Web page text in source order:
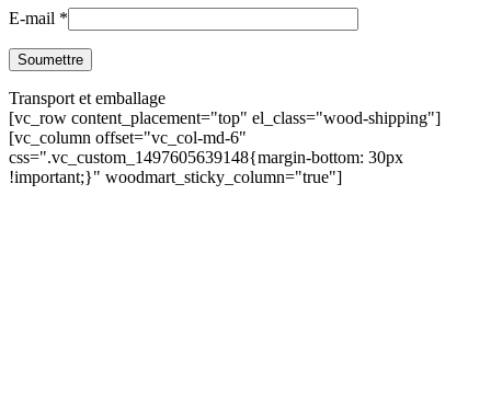
E-mail *
Transport et emballage
[vc_row content_placement="top" el_class="wood-shipping"]
[vc_column offset="vc_col-md-6"
css=".vc_custom_1497605639148{margin-bottom: 30px
!important;}" woodmart_sticky_column="true"]